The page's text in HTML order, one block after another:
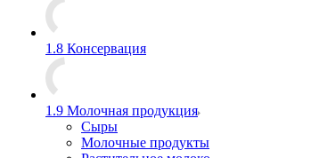
1.8 Консервация
1.9 Молочная продукция
Сыры
Молочные продукты